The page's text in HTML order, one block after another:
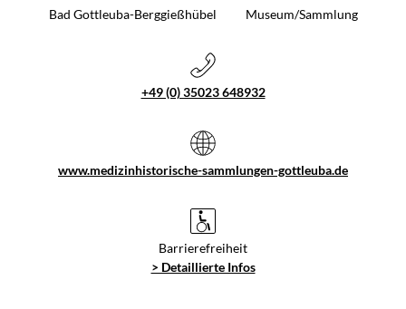
Bad Gottleuba-Berggießhübel Museum/Sammlung
+49 (0) 35023 648932
www.medizinhistorische-sammlungen-gottleuba.de
Barrierefreiheit
> Detaillierte Infos